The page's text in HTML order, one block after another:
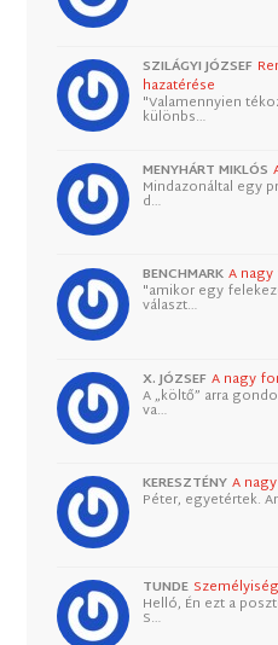
SZILÁGYI JÓZSEF
hazatérése
"Valamennyien
különbs…
MENYHÁRT MIKLÓS
Mindazonáltal egy
d…
BENCHMARK A
"amikor egy
választ…
X. JÓZSEF A nagy
A „költő” arra
va…
KERESZTÉNY A
Péter, egyetértek.
TUNDE
Helló, Én ezt a
S…